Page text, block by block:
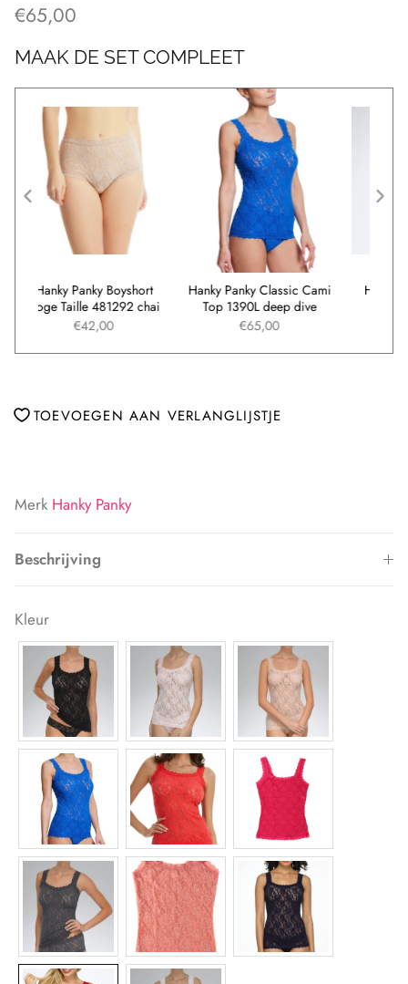
€65,00
MAAK DE SET COMPLEET
Hanky Panky Classic Cami
Top 1390L deep dive
€65,00
Hanky Panky Boyshort
Hoge Taille 481292 chai
€42,00
TOEVOEGEN AAN VERLANGLIJSTJE
Merk Hanky Panky
Beschrijving
Kleur